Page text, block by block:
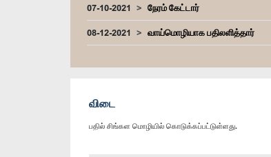
07-10-2021
நேரம் கேட்டார்
08-12-2021
வாய்மொழியாக பதிலளித்தார்
விடை
பதில் சிங்கள மொழியில் கொடுக்கப்பட்டுள்ளது.